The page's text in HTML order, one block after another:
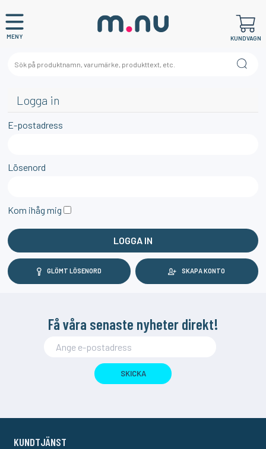
MENY KUNDVAGN
Logga in
E-postadress
Lösenord
Kom ihåg mig
GLÖMT LÖSENORD SKAPA KONTO
Få våra senaste nyheter direkt!
SKICKA
KUNDTJÄNST